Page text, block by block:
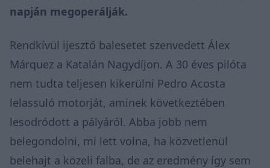
napján megoperálják.
Rendkívül ijesztő balesetet szenvedett Álex
Márquez a Katalán Nagydíjon. A 30 éves pilóta
nem tudta teljesen kikerülni Pedro Acosta
lelassuló motorját, aminek következtében
lesodródott a pályáról. Abba jobb nem
belegondolni, mi lett volna, ha közvetlenül
belehajt a közeli falba, de az eredmény így sem